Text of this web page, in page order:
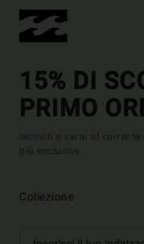
15% DI
PRIMO
Iscriviti e sarai al
più esclusive.
Collezione